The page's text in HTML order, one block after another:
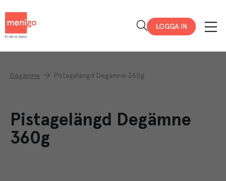
LOGGA IN
Degämne Pistagelängd Degämne 360g
Pistagelängd Degämne
360g